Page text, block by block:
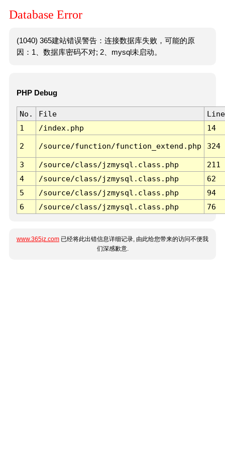
Database Error
(1040) 365建站错误警告：连接数据库失败，可能的原
因：1、数据库密码不对; 2、mysql未启动。
PHP Debug
No. File
Line
1
/index.php 14
2 /source/function/function_extend.php 324
3 /source/class/jzmysql.class.php
211
4
/source/class/jzmysql.class.php
62
5
/source/class/jzmysql.class.php
94
6
/source/class/jzmysql.class.php 76
www.365jz.com 已经将此出错信息详细记录, 由此给您带来的访问不便我
们深感歉意.